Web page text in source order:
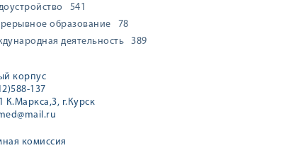
541
образование
78
деятельность
389
корпус
137
К.Маркса,3, г.Курск
комиссия